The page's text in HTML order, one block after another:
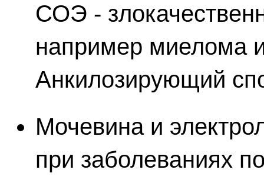
СОЭ -
например миелома
Анкилозирующий
Мочевина и
при заболеваниях